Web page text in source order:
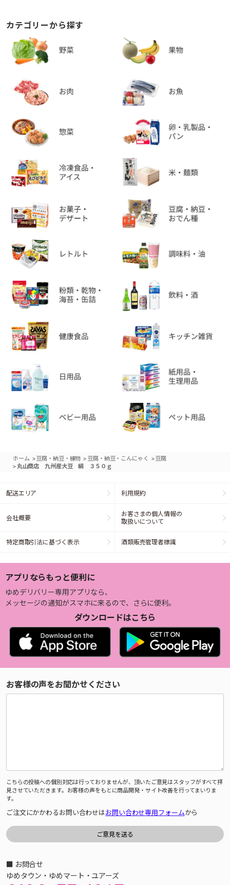
カテゴリーから探す
ホーム >豆腐・納豆・練物 > 豆腐・納豆・こんにゃく >豆腐
> 丸山商店 九州産大豆 絹 ３５０ｇ
配送エリア 利用規約
会社概要
お客さまの個人情報の
取扱いについて
特定商取引法に基づく表示 酒類販売管理者標識
アプリならもっと便利に
ゆめデリバリー専用アプリなら、
メッセージの通知がスマホに来るので、さらに便利。
ダウンロードはこちら
お客様の声をお聞かせください
こちらの投稿への個別対応は行っておりませんが、頂いたご意見はスタッフがすべて拝
見させていただきます。お客様の声をもとに商品開発・サイト改善を行ってまいりま
す。
ご注文にかかわるお問い合わせはお問い合わせ専用フォームから
■ お問合せ
ゆめタウン・ゆめマート・ユアーズ